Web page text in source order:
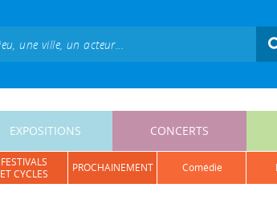
EXPOSITIONS CONCERTS
FESTIVALS
ET CYCLES
PROCHAINEMENT comédie